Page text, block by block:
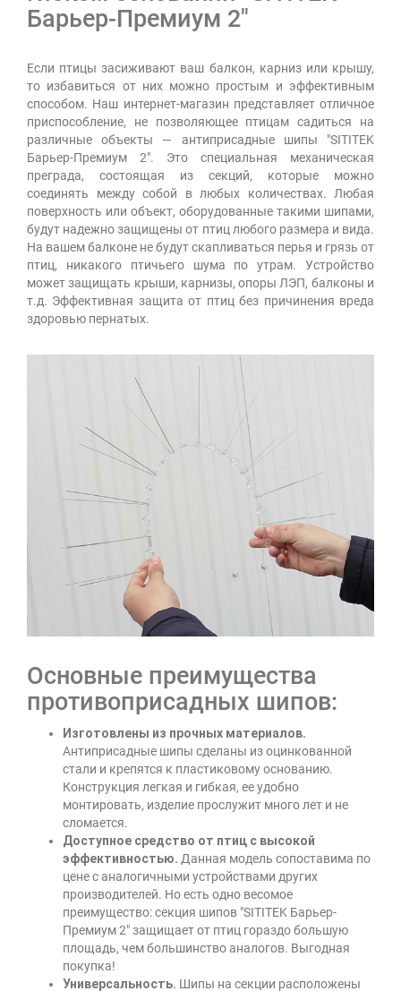
Барьер-Премиум 2"
Если птицы засиживают ваш балкон, карниз или крышу,
то избавиться от них можно простым и эффективным
способом. Наш интернет-магазин представляет отличное
приспособление, не позволяющее птицам садиться на
различные объекты — антиприсадные шипы "SITITEK
Барьер-Премиум 2". Это специальная механическая
преграда, состоящая из секций, которые можно
соединять между собой в любых количествах. Любая
поверхность или объект, оборудованные такими шипами,
будут надежно защищены от птиц любого размера и вида.
На вашем балконе не будут скапливаться перья и грязь от
птиц, никакого птичьего шума по утрам. Устройство
может защищать крыши, карнизы, опоры ЛЭП, балконы и
т.д. Эффективная защита от птиц без причинения вреда
здоровью пернатых.
Основные преимущества
противоприсадных шипов:
Изготовлены из прочных материалов.
Антиприсадные шипы сделаны из оцинкованной
стали и крепятся к пластиковому основанию.
Конструкция легкая и гибкая, ее удобно
монтировать, изделие прослужит много лет и не
сломается.
Доступное средство от птиц с высокой
эффективностью. Данная модель сопоставима по
цене с аналогичными устройствами других
производителей. Но есть одно весомое
преимущество: секция шипов "SITITEK Барьер-
Премиум 2" защищает от птиц гораздо большую
площадь, чем большинство аналогов. Выгодная
покупка!
Универсальность. Шипы на секции расположены